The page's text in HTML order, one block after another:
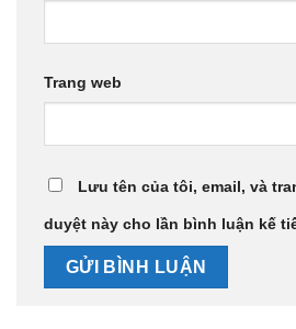
Trang web
Lưu tên của tôi, email, và
duyệt này cho lần bình luận kế